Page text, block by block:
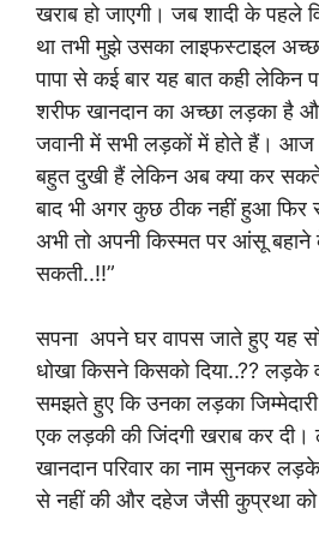
खराब हो जाएगी। जब शादी के पहले
था तभी मुझे उसका लाइफस्टाइल
पापा से कई बार यह बात कही लेकिन
शरीफ खानदान का अच्छा लड़का है
जवानी में सभी लड़कों में होते हैं। आज
बहुत दुखी हैं लेकिन अब क्या कर
बाद भी अगर कुछ ठीक नहीं हुआ फिर
अभी तो अपनी किस्मत पर आंसू
सकती..!!”
सपना अपने घर वापस जाते हुए यह
धोखा किसने किसको दिया..?? लड़के
समझते हुए कि उनका लड़का
एक लड़की की जिंदगी खराब कर दी।
खानदान परिवार का नाम सुनकर
से नहीं की और दहेज जैसी कुप्रथा को